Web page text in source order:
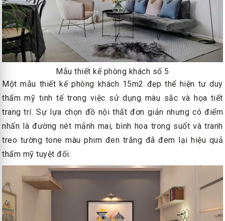
Mẫu thiết kế phòng khách số 5
Một mẫu thiết kế phòng khách 15m2 đẹp thể hiện tư duy
thẩm mỹ tinh tế trong việc sử dụng màu sắc và họa tiết
trang trí. Sự lựa chọn đồ nội thất đơn giản nhưng có điểm
nhấn là đường nét mảnh mai, bình hoa trong suốt và tranh
treo tường tone màu phim đen trắng đã đem lại hiệu quả
thẩm mỹ tuyệt đối.